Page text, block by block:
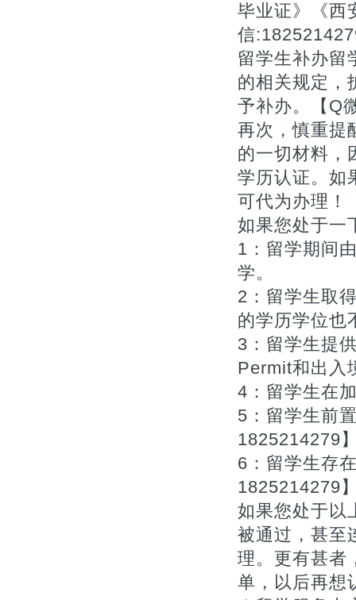
毕业证》《西
信
留学生补办留
的相关规定，
予补办。【Q
再次，慎重提
的一切材料，
学历认证。如
可代为办理！
如果您处于一
1：留学期间
学。
2：留学生取
的学历学位也
3：留学生提
Permit和出入
4：留学生在
5：留学生前
1825214279
6：留学生存
1825214279
如果您处于以
被通过，甚至
理。更有甚者
单，以后再想